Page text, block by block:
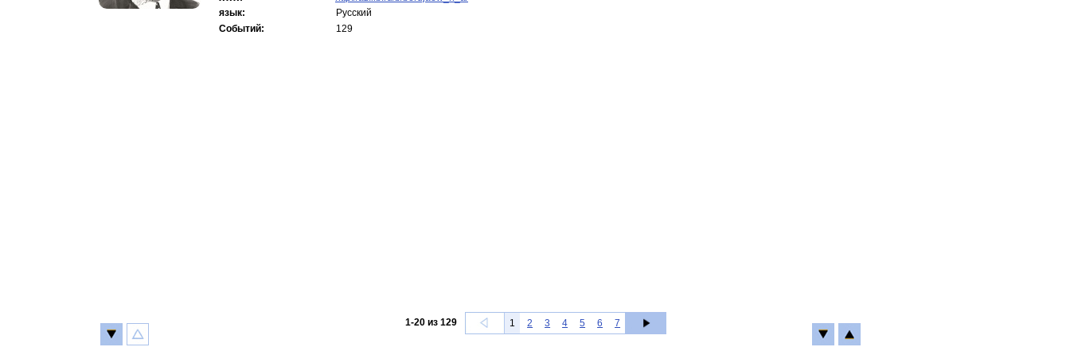
язык:
Русский
Событий:
129
1-20 из 129 1 2 3 4 5 6 7